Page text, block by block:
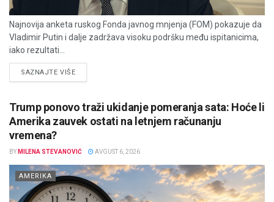
Najnovija anketa ruskog Fonda javnog mnjenja (FOM) pokazuje da
Vladimir Putin i dalje zadržava visoku podršku među ispitanicima,
iako rezultati...
SAZNAJTE VIŠEDETAILS
Trump ponovo traži ukidanje pomeranja sata: Hoće li
Amerika zauvek ostati na letnjem računanju
vremena?
BY MILENA STEVANOVIĆ AVGUST 6, 2026
AMERIKA